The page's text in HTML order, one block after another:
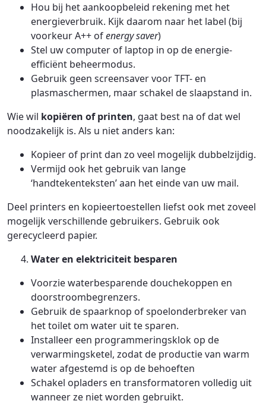
Hou bij het aankoopbeleid rekening met het
energieverbruik. Kijk daarom naar het label (bij
voorkeur A++ ofenergy saver)
Stel uw computer of laptop in op de energie-
efficiënt beheermodus.
Gebruik geen screensaver voor TFT- en
plasmaschermen, maar schakel de slaapstand in.
Wie wil kopiëren of printen, gaat best na of dat wel
noodzakelijk is. Als u niet anders kan:
Kopieer of print dan zo veel mogelijk dubbelzijdig.
Vermijd ook het gebruik van lange
‘handtekenteksten’ aan het einde van uw mail.
Deel printers en kopieertoestellen liefst ook met zoveel
mogelijk verschillende gebruikers. Gebruik ook
gerecycleerd papier.
Water en elektriciteit besparen
Voorzie waterbesparende douchekoppen en
doorstroombegrenzers.
Gebruik de spaarknop of spoelonderbreker van
het toilet om water uit te sparen.
Installeer een programmeringsklok op de
verwarmingsketel, zodat de productie van warm
water afgestemd is op de behoeften
Schakel opladers en transformatoren volledig uit
wanneer ze niet worden gebruikt.